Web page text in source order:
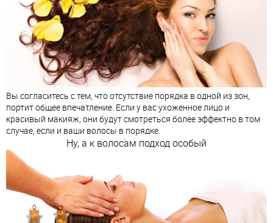
Вы согласитесь с тем, что отсутствие порядка в одной из зон,
портит общее впечатление. Если у вас ухоженное лицо и
красивый макияж, они будут смотреться более эффектно в том
случае, если и ваши волосы в порядке.
Ну, а к волосам подход особый